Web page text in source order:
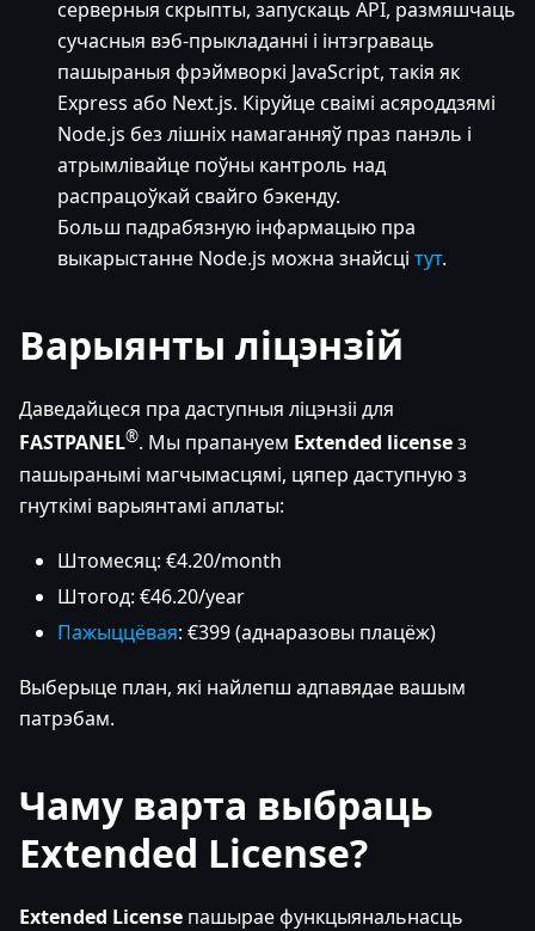
серверныя скрыпты, запускаць API, размяшчаць
сучасныя вэб-прыкладанні і інтэграваць
пашыраныя фрэймворкі JavaScript, такія як
Express або Next.js. Кіруйце сваімі асяроддзямі
Node.js без лішніх намаганняў праз панэль і
атрымлівайце поўны кантроль над
распрацоўкай свайго бэкенду.
Больш падрабязную інфармацыю пра
выкарыстанне Node.js можна знайсці тут.
Варыянты ліцэнзій
Даведайцеся пра даступныя ліцэнзіі для
FASTPANEL®. Мы прапануем Extended licenseз
пашыранымі магчымасцямі, цяпер даступную з
гнуткімі варыянтамі аплаты:
Штомесяц: €4.20/month
Штогод: €46.20/year
Пажыццёвая: €399 (аднаразовы плацёж)
Выберыце план, які найлепш адпавядае вашым
патрэбам.
Чаму варта выбраць
Extended License?
Extended License пашырае функцыянальнасць